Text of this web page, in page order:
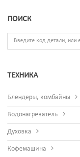
ПОИСК
ТЕХНИКА
Блендеры, комбайны
Водонагреватель
Духовка
Кофемашина